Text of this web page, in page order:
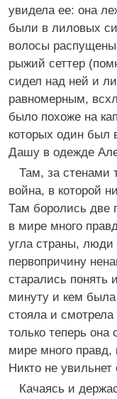
увидела ее: она
были в лиловых
волосы
рыжий сеттер
сидел над ней и
равномерным,
было похоже на
которых один был
Дашу в одежде
Там, за стенами
война, в которой
Там боролись две
в мире много
угла страны, люди
первопричину
старались понять
минуту и кем
стояла и
только теперь она
мире много правд,
Никто не увильнет
Качаясь и